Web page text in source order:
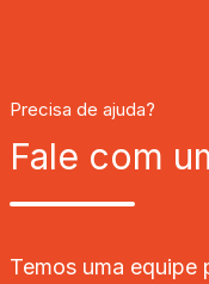
Precisa de ajuda?
Fale com
Temos uma equipe